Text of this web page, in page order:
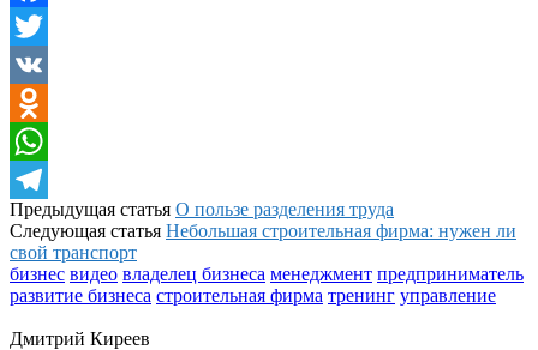
Facebook
Twitter
VK
Odnoklassniki
WhatsApp
Telegram
Предыдущая статья О пользе разделения труда
Следующая статья Небольшая строительная фирма: нужен ли
свой транспорт
бизнес видео владелец бизнеса менеджмент предприниматель
развитие бизнеса строительная фирма тренинг управление
Дмитрий Киреев